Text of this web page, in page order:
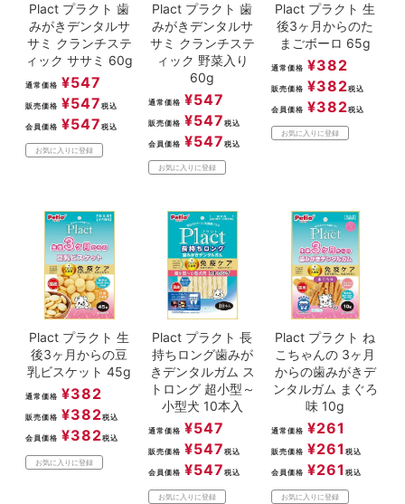
Plact プラクト 歯
みがきデンタルサ
サミ クランチステ
ィック ササミ 60g
通常価格 ¥547
販売価格 ¥547 税込
会員価格 ¥547 税込
お気に入りに登録
Plact プラクト 歯
みがきデンタルサ
サミ クランチステ
ィック 野菜入り
60g
通常価格 ¥547
販売価格 ¥547 税込
会員価格 ¥547 税込
お気に入りに登録
Plact プラクト 生
後3ヶ月からのた
まごボーロ 65g
通常価格 ¥382
販売価格 ¥382税込
会員価格 ¥382税込
お気に入りに登録
Plact プラクト 生
後3ヶ月からの豆
乳ビスケット 45g
通常価格 ¥382
販売価格 ¥382税込
会員価格 ¥382税込
お気に入りに登録
Plact プラクト 長
持ちロング歯みが
きデンタルガム ス
トロング 超小型～
小型犬 10本入
通常価格 ¥547
販売価格 ¥547 税込
会員価格 ¥547 税込
お気に入りに登録
Plact プラクト ね
こちゃんの 3ヶ月
からの歯みがきデ
ンタルガム まぐろ
味 10g
通常価格 ¥261
販売価格 ¥261 税込
会員価格 ¥261 税込
お気に入りに登録